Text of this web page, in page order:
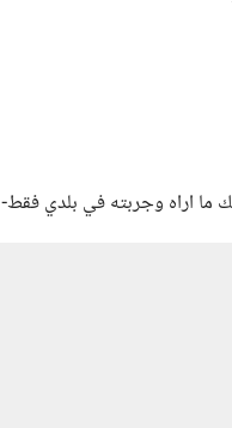
ما اراه وجربته في بلدي فقط-